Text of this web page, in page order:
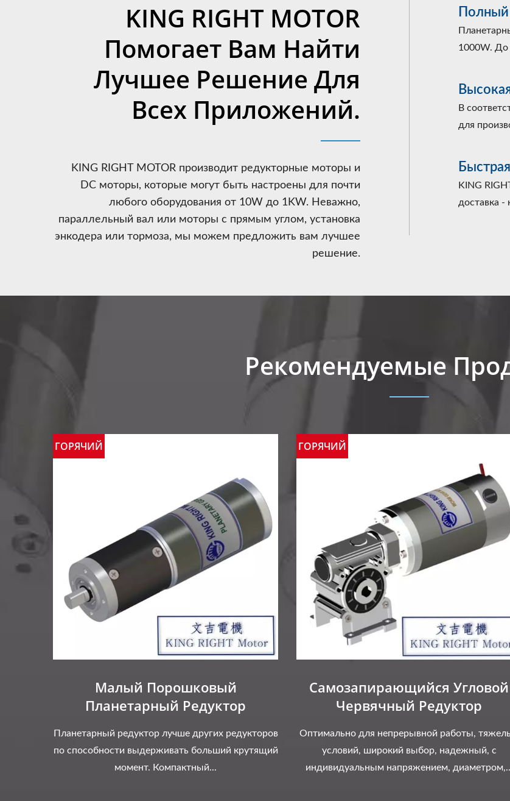
KING RIGHT MOTOR
Помогает Вам Найти
Лучшее Решение Для
Всех Приложений.
KING RIGHT MOTOR производит редукторные моторы и
DC моторы, которые могут быть настроены для почти
любого оборудования от 10W до 1KW. Неважно,
параллельный вал или моторы с прямым углом, установка
энкодера или тормоза, мы можем предложить вам лучшее
решение.
Полный
1000W. До
В
для
KING
доставка -
Рекомендуемые
ГОРЯЧИЙ
Малый Порошковый
Планетарный Редуктор
Планетарный редуктор лучше других редукторов
по способности выдерживать больший крутящий
момент. Компактный...
ГОРЯЧИЙ
Самозапирающийся Угловой
Червячный Редуктор
Оптимально для непрерывной работы,
условий, широкий выбор, надежный, с
индивидуальным напряжением,